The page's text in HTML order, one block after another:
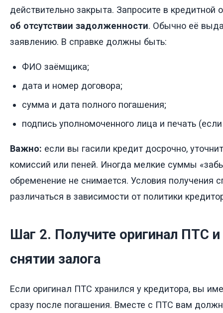
действительно закрыта. Запросите в кредитной
об отсутствии задолженности. Обычно её
заявлению. В справке должны быть:
ФИО заёмщика;
дата и номер договора;
сумма и дата полного погашения;
подпись уполномоченного лица и печать (если
Важно: если вы гасили кредит досрочно,
комиссий или пеней. Иногда мелкие суммы
обременение не снимается. Условия получения
различаться в зависимости от политики
Шаг 2. Получите оригинал ПТС и
снятии залога
Если оригинал ПТС хранился у кредитора, вы
сразу после погашения. Вместе с ПТС вам